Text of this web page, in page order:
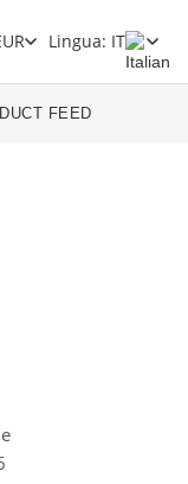
Lingua: IT
FEED